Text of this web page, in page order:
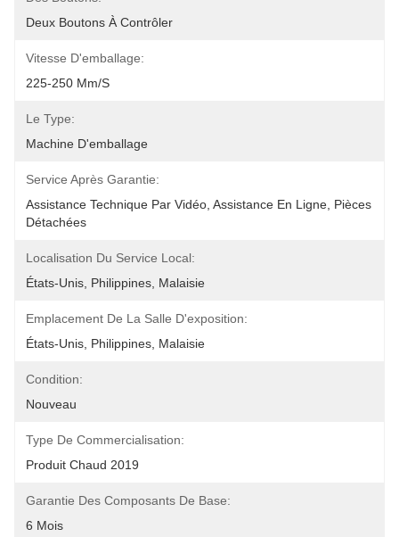
Deux Boutons À Contrôler
Vitesse D'emballage:
225-250 Mm/s
Le Type:
Machine D'emballage
Service Après Garantie:
Assistance Technique Par Vidéo, Assistance En Ligne, Pièces
Détachées
Localisation Du Service Local:
États-Unis, Philippines, Malaisie
Emplacement De La Salle D'exposition:
États-Unis, Philippines, Malaisie
Condition:
Nouveau
Type De Commercialisation:
Produit Chaud 2019
Garantie Des Composants De Base:
6 Mois